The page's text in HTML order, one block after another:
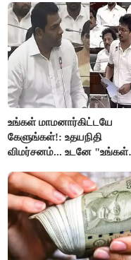
உங்கள் மாமனார்கிட்டயே
கேளுங்கள்!: உதயநிதி
விமர்சனம்... உடனே "உங்கள்
ஆதவ் அர்ஜுனா பதிலடி!